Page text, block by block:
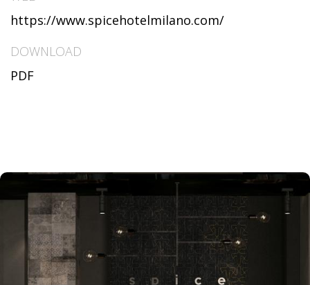
https://www.spicehotelmilano.com/
DOWNLOAD
PDF